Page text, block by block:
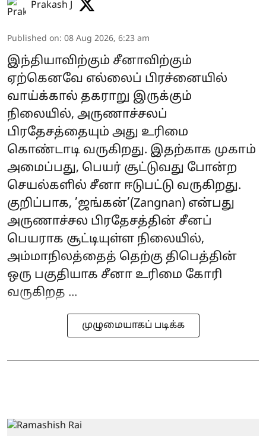
Prakash J
Published on: 08 Aug 2026, 6:23 am
இந்தியாவிற்கும் சீனாவிற்கும்
ஏற்கெனவே எல்லைப் பிரச்னையில்
வாய்க்கால் தகராறு இருக்கும்
நிலையில், அருணாச்சலப்
பிரதேசத்தையும் அது உரிமை
கொண்டாடி வருகிறது. இதற்காக முகாம்
அமைப்பது, பெயர் சூட்டுவது போன்ற
செயல்களில் சீனா ஈடுபட்டு வருகிறது.
குறிப்பாக, ’ஜங்கன்’(Zangnan) என்பது
அருணாச்சல பிரதேசத்தின் சீனப்
பெயராக சூட்டியுள்ள நிலையில்,
அம்மாநிலத்தைத் தெற்கு திபெத்தின்
ஒரு பகுதியாக சீனா உரிமை கோரி
வருகிறத ...
முழுமையாகப் படிக்க